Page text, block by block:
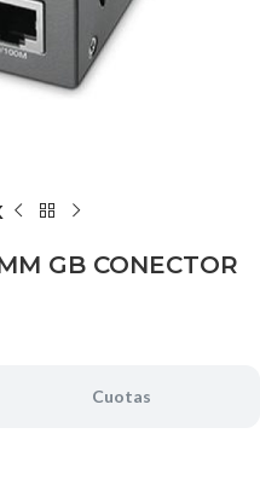
GB CONECTOR
Cuotas